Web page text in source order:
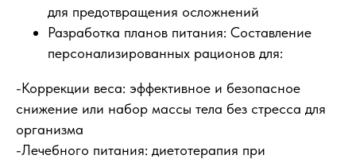
для предотвращения осложнений
Разработка планов питания: Составление
персонализированных рационов для:
-Коррекции веса: эффективное и безопасное
снижение или набор массы тела без стресса для
организма
-Лечебного питания: диетотерапия при